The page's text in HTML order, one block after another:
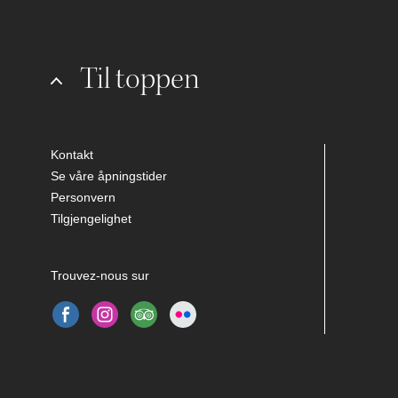
Til toppen
Kontakt
Se våre åpningstider
Personvern
Tilgjengelighet
Trouvez-nous sur